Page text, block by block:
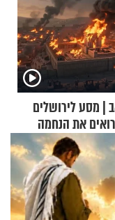
| מסע לירושלים
את הנחמה